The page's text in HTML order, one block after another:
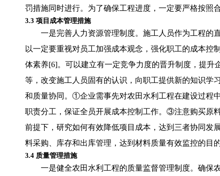
罚措施同时进行。为了确保工程进度，一定要严格按照
3.3 项目成本管理措施
一是完善人力资源管理制度。施工人员作为工程的
以一定要重视对员工加强成本观念，强化职工的成本
体素养[6]。可以建立有一定竞争力度的晋升制度，提
等，改变施工人员固有的认识，向职工提供新的知识学
和质量协同。①企业需事先对农田水利工程在建设过程
职责分工，保证全员开展成本控制工作。③注意购买原
前提下，研究如何有效降低项目成本，达到三者协同
料采购、库存和出库管理，达到材料质量有效监控的目
3.4 质量管理措施
一是健全农田水利工程的质量监督管理制度。确保